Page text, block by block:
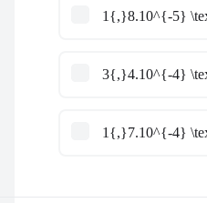
1{,}8.10^{-5}
3{,}4.10^{-4}
1{,}7.10^{-4}